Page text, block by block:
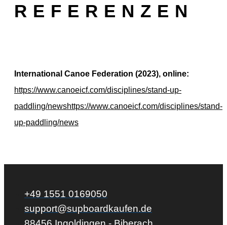
REFERENZEN
International Canoe Federation (2023), online:
https://www.canoeicf.com/disciplines/stand-up-
paddling/newshttps://www.canoeicf.com/disciplines/stand-
up-paddling/news
+49 1551 0169050
support@supboardkaufen.de